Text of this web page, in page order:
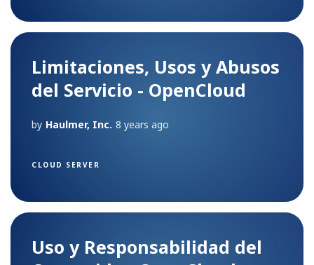
Limitaciones, Usos y Abusos
del Servicio - OpenCloud
by Haulmer, Inc. 8 years ago
CLOUD SERVER
Uso y Responsabilidad del